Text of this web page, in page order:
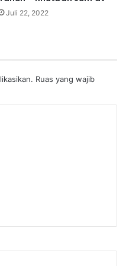
Juli 22, 2022
Ruas yang wajib